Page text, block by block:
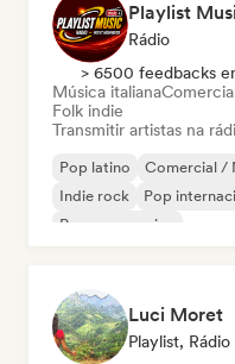
Playlist
Rádio
> 6500 feedbacks
Música italiana
Folk indie
Transmitir artistas na
Pop latino Comercial /
Indie rock
Pop
Pop progressivo
Luci Moret
Playlist, Rádio